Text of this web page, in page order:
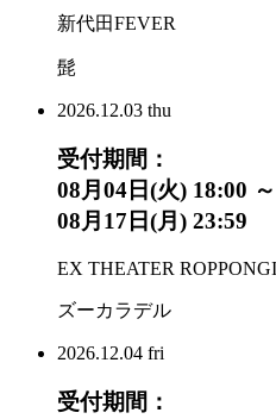
新代田FEVER
髭
2026.12.03 thu
受付期間：
08月04日(火) 18:00 ～
08月17日(月) 23:59
EX THEATER ROPPONGI
ズーカラデル
2026.12.04 fri
受付期間：